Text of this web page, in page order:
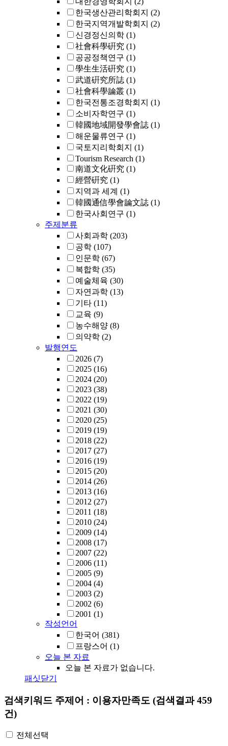
한국생산관리학회지 (2)
한국지역개발학회지 (2)
신경정신의학 (1)
社會科學硏究 (1)
공공정책연구 (1)
學生生活硏究 (1)
武道硏究所誌 (1)
社會科學論叢 (1)
한국전통조경학회지 (1)
소비자학연구 (1)
韓國地域開發學會誌 (1)
해운물류연구 (1)
국토지리학회지 (1)
Tourism Research (1)
南道文化硏究 (1)
經營硏究 (1)
지역과 세계 (1)
韓國通信學會論文誌 (1)
한국사회연구 (1)
주제분류
사회과학 (203)
공학 (107)
인문학 (67)
복합학 (35)
예술체육 (30)
자연과학 (13)
기타 (11)
교육 (9)
농수해양 (8)
의약학 (2)
발행연도
2026 (7)
2025 (16)
2024 (20)
2023 (38)
2022 (19)
2021 (30)
2020 (25)
2019 (19)
2018 (22)
2017 (27)
2016 (19)
2015 (20)
2014 (26)
2013 (16)
2012 (27)
2011 (18)
2010 (24)
2009 (14)
2008 (17)
2007 (22)
2006 (11)
2005 (9)
2004 (4)
2003 (2)
2002 (6)
2001 (1)
작성언어
한국어 (381)
프랑스어 (1)
오늘 본 자료
오늘 본 자료가 없습니다.
패싯닫기
검색키워드 주제어 : 이용자만족도 (검색결과 459
건)
전체선택